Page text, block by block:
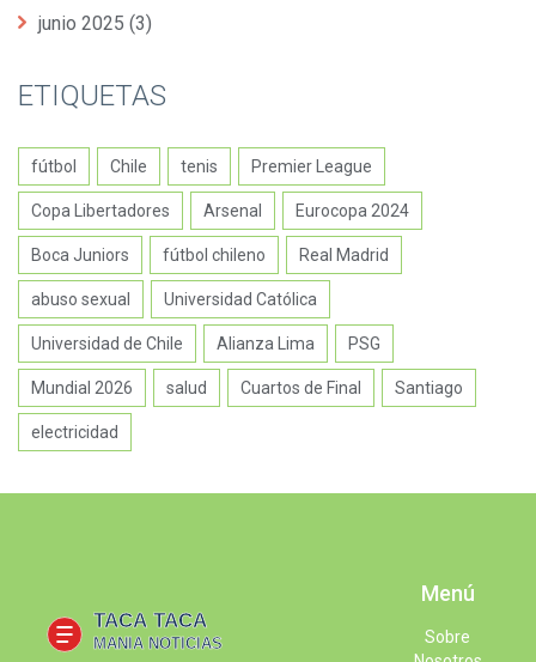
junio 2025 (3)
ETIQUETAS
fútbol Chile tenis Premier League
Copa Libertadores Arsenal Eurocopa 2024
Boca Juniors fútbol chileno Real Madrid
abuso sexual Universidad Católica
Universidad de Chile Alianza Lima PSG
Mundial 2026 salud Cuartos de Final Santiago
electricidad
Menú
Sobre